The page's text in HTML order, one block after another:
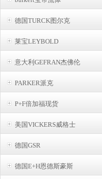
德国TURCK图尔克
莱宝LEYBOLD
意大利GEFRAN杰佛伦
PARKER派克
P+F倍加福现货
美国VICKERS威格士
德国GSR
德国E+H恩德斯豪斯